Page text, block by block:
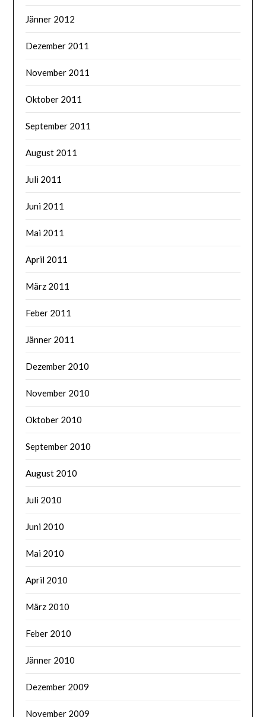
Jänner 2012
Dezember 2011
November 2011
Oktober 2011
September 2011
August 2011
Juli 2011
Juni 2011
Mai 2011
April 2011
März 2011
Feber 2011
Jänner 2011
Dezember 2010
November 2010
Oktober 2010
September 2010
August 2010
Juli 2010
Juni 2010
Mai 2010
April 2010
März 2010
Feber 2010
Jänner 2010
Dezember 2009
November 2009